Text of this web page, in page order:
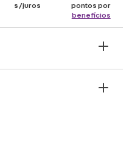
s/juros
pontos por
benefícios